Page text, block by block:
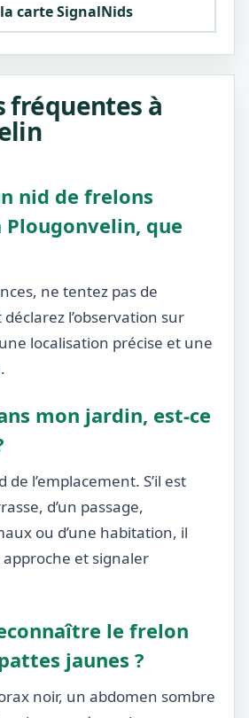
carte SignalNids
fréquentes à
nid de frelons
Plougonvelin, que
ne tentez pas de
l’observation sur
localisation précise et une
mon jardin, est-ce
l’emplacement. S’il est
d’un passage,
ou d’une habitation, il
et signaler
le frelon
jaunes ?
noir, un abdomen sombre